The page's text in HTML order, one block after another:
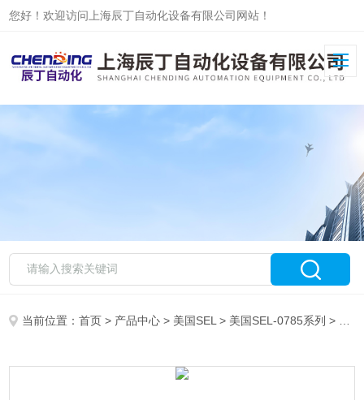
您好！欢迎访问上海辰丁自动化设备有限公司网站！
当前位置：首页 > 产品中心 > 美国SEL > 美国SEL-0785系列 > SEL/美国421#TP2R(04214615XB0X53225XXXX)